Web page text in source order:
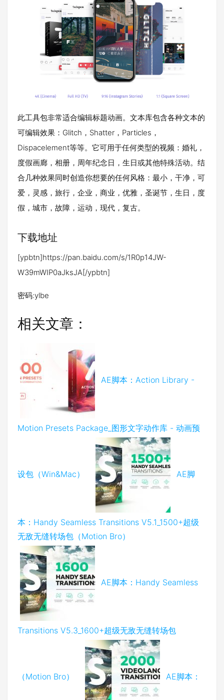
此工具包非常适合编辑标题动画。文本库包含各种文本的
可编辑效果：Glitch，Shatter，Particles，
Dispacelement等等。它可用于任何类型的视频：婚礼，
度假画廊，相册，周年纪念日，生日或其他特殊活动。结
合几种效果同时创造你想要的任何风格：最小，干净，可
爱，灵感，旅行，企业，商业，优雅，圣诞节，生日，度
假，城市，故障，运动，现代，复古。
下载地址
[ypbtn]https://pan.baidu.com/s/1R0p14JW-
W39mWIP0aJksJA[/ypbtn]
密码:ylbe
相关文章：
AE脚本：Action Library -
Motion Presets Package_图形文字动作库 - 动画预
设包（Win&Mac） AE脚
本：Handy Seamless Transitions V5.1_1500+超级
无敌无缝转场包（Motion Bro）
AE脚本：Handy Seamless
Transitions V5.3_1600+超级无敌无缝转场包
（Motion Bro） AE脚本：